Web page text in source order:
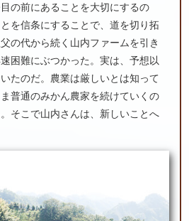
の前にあることを大切にするの
を信条にすることで、道を切り拓
の代から続く山内ファームを引き
困難にぶつかった。実は、予想以
たのだ。農業は厳しいとは知って
普通のみかん農家を続けていくの
そこで山内さんは、新しいことへ